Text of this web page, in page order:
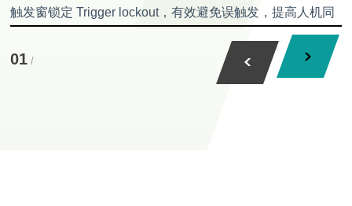
触发窗锁定 Trigger lockout，有效避免误触发，提高人机同
目标潮气量Volume compensation，速度三档可调，范围可
01 /